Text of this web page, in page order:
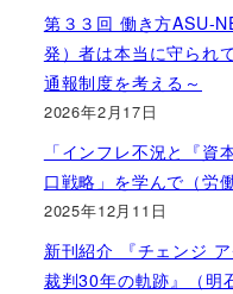
第３３回 働き方ASU-
発）者は本当に守られ
通報制度を考える～
2026年2月17日
「インフレ不況と『
口戦略」を学んで（労
2025年12月11日
新刊紹介 『チェンジ
裁判30年の軌跡』（明